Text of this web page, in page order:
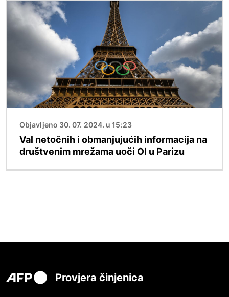
Slika
Objavljeno 30. 07. 2024. u 15:23
Val netočnih i obmanjujućih informacija na
društvenim mrežama uoči OI u Parizu
Provjera činjenica